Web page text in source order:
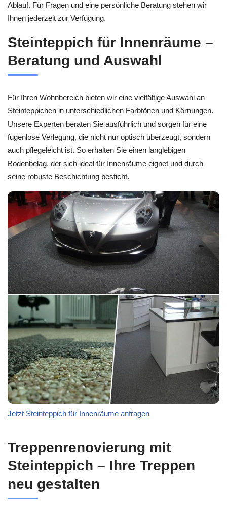
Ablauf. Für Fragen und eine persönliche Beratung stehen wir
Ihnen jederzeit zur Verfügung.
Steinteppich für Innenräume –
Beratung und Auswahl
Für Ihren Wohnbereich bieten wir eine vielfältige Auswahl an
Steinteppichen in unterschiedlichen Farbtönen und Körnungen.
Unsere Experten beraten Sie ausführlich und sorgen für eine
fugenlose Verlegung, die nicht nur optisch überzeugt, sondern
auch pflegeleicht ist. So erhalten Sie einen langlebigen
Bodenbelag, der sich ideal für Innenräume eignet und durch
seine robuste Beschichtung besticht.
Jetzt Steinteppich für Innenräume anfragen
Treppenrenovierung mit
Steinteppich – Ihre Treppen
neu gestalten